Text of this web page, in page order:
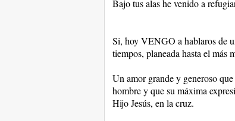
Bajo tus alas he venido a
Si, hoy VENGO a hablaros de
tiempos, planeada hasta el
Un amor grande y generoso
hombre y que su máxima
Hijo Jesús, en la cruz.